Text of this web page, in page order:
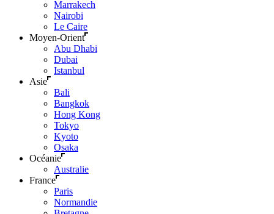
Marrakech
Nairobi
Le Caire
Moyen-Orient
Abu Dhabi
Dubai
Istanbul
Asie
Bali
Bangkok
Hong Kong
Tokyo
Kyoto
Osaka
Océanie
Australie
France
Paris
Normandie